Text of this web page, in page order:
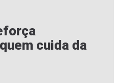
cuida da